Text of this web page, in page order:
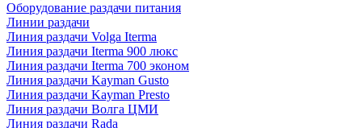
Оборудование раздачи питания
Линии раздачи
Линия раздачи Volga Iterma
Линия раздачи Iterma 900 люкс
Линия раздачи Iterma 700 эконом
Линия раздачи Kayman Gusto
Линия раздачи Kayman Presto
Линия раздачи Волга ЦМИ
Линия раздачи Rada